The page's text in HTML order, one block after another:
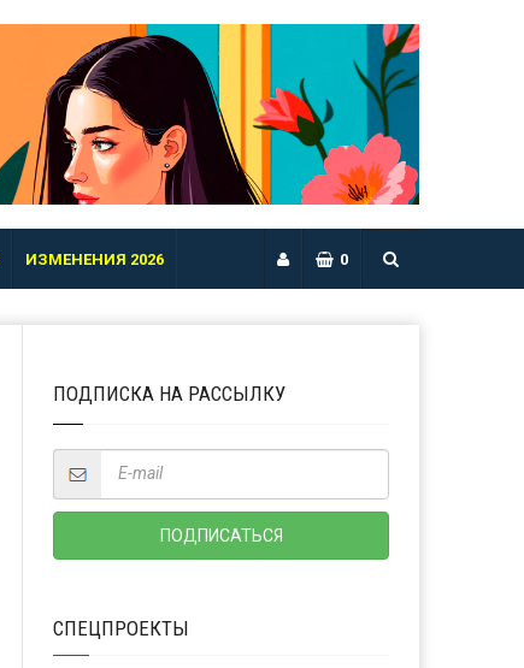
ИЗМЕНЕНИЯ 2026 0
ПОДПИСКА НА РАССЫЛКУ
СПЕЦПРОЕКТЫ